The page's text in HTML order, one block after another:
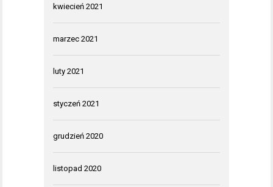
kwiecień 2021
marzec 2021
luty 2021
styczeń 2021
grudzień 2020
listopad 2020